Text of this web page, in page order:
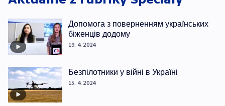
Допомога з поверненням українських
біженців додому
19. 4. 2024
Безпілотники у війні в Україні
15. 4. 2024